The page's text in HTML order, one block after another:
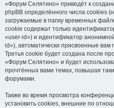
«Форум Селятино» приведёт к
phpBB определённого числа cookies
загружаемые в папку временных
cookie содержат только
«user-id») и идентификатор
id»), автоматически присвоенные
Третья cookie будет создана после
«Форум Селятино» и будет
прочтённых вами темах, повышая
форумами.
Также во время просмотра
установить cookies, внешние по